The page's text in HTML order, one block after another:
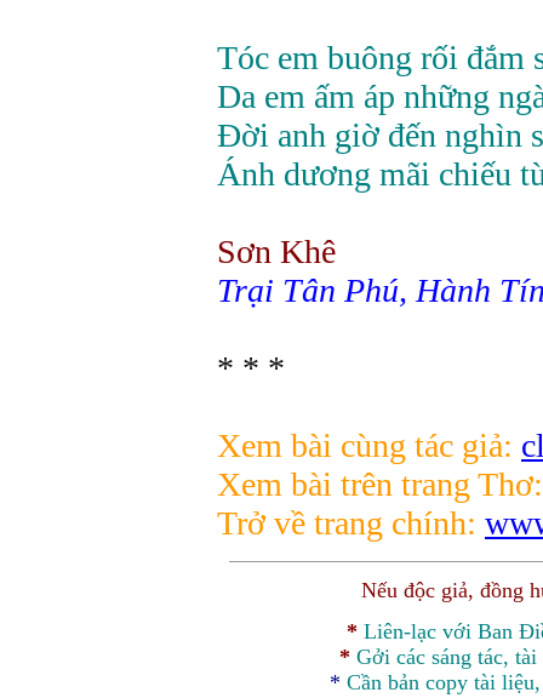
Tóc em buông rối đắm
Da em ấm áp những
Đời anh giờ đến nghìn
Ánh dương mãi chiếu
Sơn Khê
Trại Tân Phú, Hành
* * *
Xem bài cùng tác giả:
Xem bài trên trang
Trở về trang chính:
Nếu độc giả, đồng
* Liên-lạc với Ban
* Gởi các sáng tác,
* Cần bản copy tài